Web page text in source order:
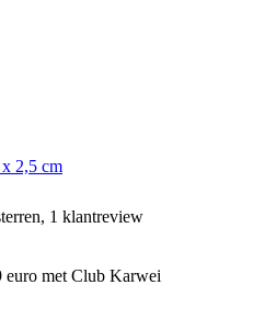
2,5 cm
1 klantreview
euro met Club Karwei